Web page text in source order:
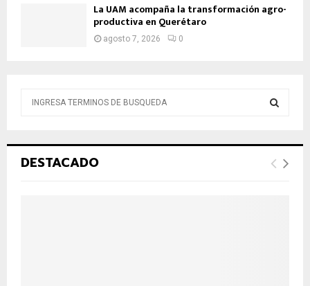
La UAM acompaña la transformación agro-
productiva en Querétaro
agosto 7, 2026 0
e
Ú
DESTACADO